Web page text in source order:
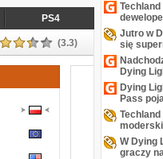
PS4
(3.3)
Techland
Jutro w
się
Dying
Dying
Pass
W Dying
graczy